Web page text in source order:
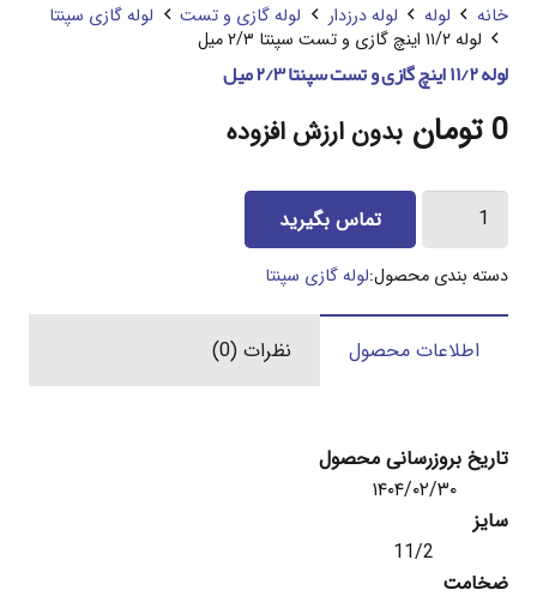
خانه لوله لوله درزدار لوله گازی و تست
لوله گازی سپنتا
لوله ۱۱/۲ اینچ گازی و تست سپنتا ۲/۳ میل
لوله ۱۱/۲ اینچ گازی و تست سپنتا ۲/۳ میل
0 تومان بدون ارزش افزوده
لوله
اینچ
تست
میل
تماس بگیرید
دسته بندی محصول:لوله گازی سپنتا
اطلاعات محصول نظرات (0)
تاریخ بروزرسانی محصول
۱۴۰۴/۰۲/۳۰
سایز
11/2
ضخامت